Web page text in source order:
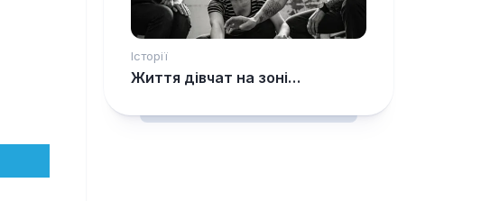
Історії
Життя дівчат на зоні…